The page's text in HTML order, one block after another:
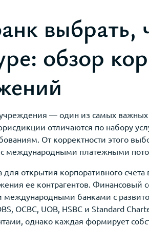
выбрать,
обзор
— один из самых важных
отличаются по набору
От корректности этого
международными платежными
открытия корпоративного
ее контрагентов. Финансовый
банками с
OCBC, UOB, HSBC и Standard
однако каждая формирует